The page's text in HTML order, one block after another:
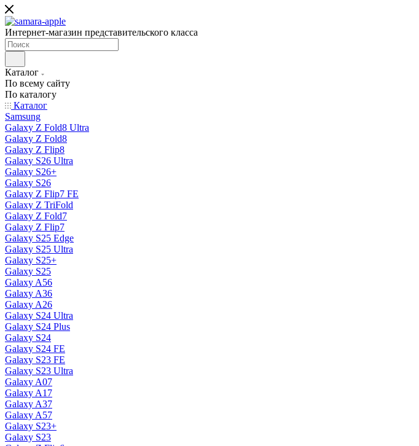
Интернет-магазин представительского класса
Каталог
По всему сайту
По каталогу
Каталог
Samsung
Galaxy Z Fold8 Ultra
Galaxy Z Fold8
Galaxy Z Flip8
Galaxy S26 Ultra
Galaxy S26+
Galaxy S26
Galaxy Z Flip7 FE
Galaxy Z TriFold
Galaxy Z Fold7
Galaxy Z Flip7
Galaxy S25 Edge
Galaxy S25 Ultra
Galaxy S25+
Galaxy S25
Galaxy A56
Galaxy A36
Galaxy A26
Galaxy S24 Ultra
Galaxy S24 Plus
Galaxy S24
Galaxy S24 FE
Galaxy S23 FE
Galaxy S23 Ultra
Galaxy A07
Galaxy A17
Galaxy A37
Galaxy A57
Galaxy S23+
Galaxy S23